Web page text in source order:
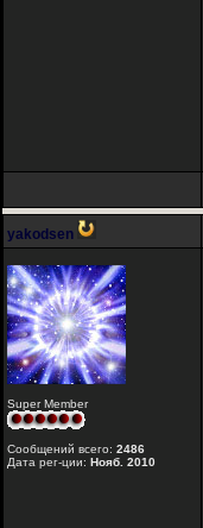
yakodsen
Super Member
Сообщений всего: 2486
Дата рег-ции: Нояб. 2010